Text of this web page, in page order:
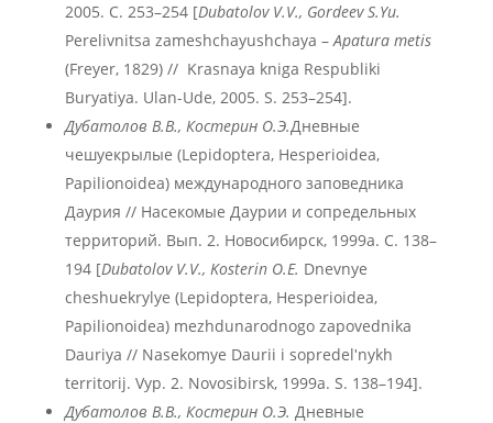
2005. С. 253–254 [Dubatolov V.V., Gordeev S.Yu.
Perelivnitsa zameshchayushchaya –Apatura metis
(Freyer, 1829) // Krasnaya kniga Respubliki
Buryatiya. Ulan-Ude, 2005. S. 253–254].
Дубатолов В.В., Костерин О.Э.Дневные
чешуекрылые (Lepidoptera, Hesperioidea,
Papilionoidea) международного заповедника
Даурия // Насекомые Даурии и сопредельных
территорий. Вып. 2. Новосибирск, 1999а. С. 138–
194 [Dubatolov V.V., Kosterin O.E. Dnevnye
cheshuekrylye (Lepidoptera, Hesperioidea,
Papilionoidea) mezhdunarodnogo zapovednika
Dauriya // Nasekomye Daurii i sopredelʹnykh
territorij. Vyp. 2. Novosibirsk, 1999а. S. 138–194].
Дубатолов В.В., Костерин О.Э. Дневные